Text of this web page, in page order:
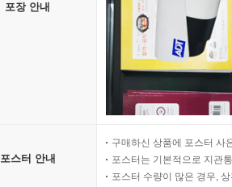
포장 안내
포스터 안내
구매하신 상품에 포스터 사
포스터는 기본적으로 지관
포스터 수량이 많은 경우,